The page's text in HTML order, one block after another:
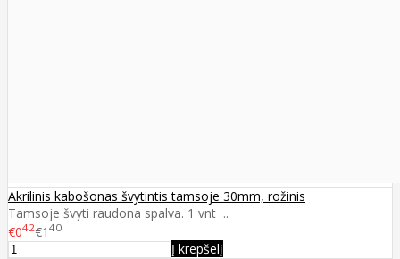
Akrilinis kabošonas švytintis tamsoje 30mm, rožinis
Tamsoje švyti raudona spalva. 1 vnt ..
€042€1 40
Į krepšelį